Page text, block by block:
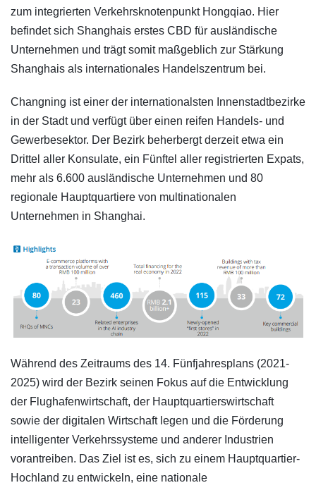
zum integrierten Verkehrsknotenpunkt Hongqiao. Hier
befindet sich Shanghais erstes CBD für ausländische
Unternehmen und trägt somit maßgeblich zur Stärkung
Shanghais als internationales Handelszentrum bei.
Changning ist einer der internationalsten Innenstadtbezirke
in der Stadt und verfügt über einen reifen Handels- und
Gewerbesektor. Der Bezirk beherbergt derzeit etwa ein
Drittel aller Konsulate, ein Fünftel aller registrierten Expats,
mehr als 6.600 ausländische Unternehmen und 80
regionale Hauptquartiere von multinationalen
Unternehmen in Shanghai.
Während des Zeitraums des 14. Fünfjahresplans (2021-
2025) wird der Bezirk seinen Fokus auf die Entwicklung
der Flughafenwirtschaft, der Hauptquartierswirtschaft
sowie der digitalen Wirtschaft legen und die Förderung
intelligenter Verkehrssysteme und anderer Industrien
vorantreiben. Das Ziel ist es, sich zu einem Hauptquartier-
Hochland zu entwickeln, eine nationale